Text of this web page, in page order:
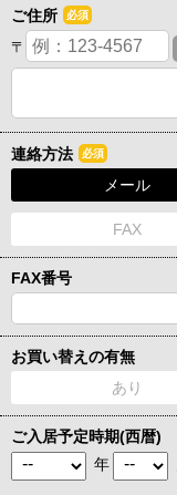
ご住所 必須
〒
連絡方法 必須
メール
FAX
FAX番号
お買い替えの有無
あり
ご入居予定時期(西暦)
年